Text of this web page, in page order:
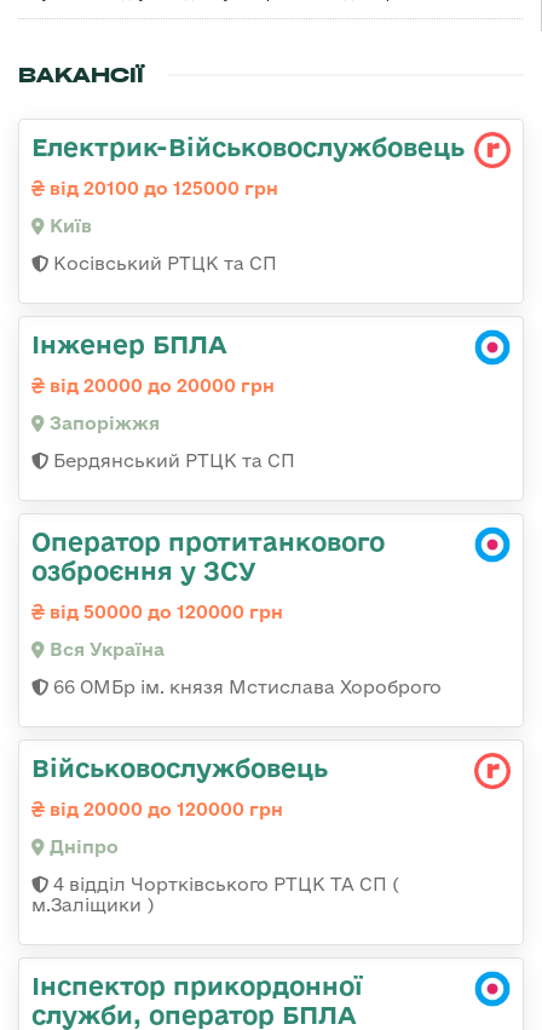
ВАКАНСІЇ
Електрик-Військовослужбовець
від 20100 до 125000 грн
Київ
Косівський РТЦК та СП
Інженер БПЛА
від 20000 до 20000 грн
Запоріжжя
Бердянський РТЦК та СП
Оператор протитанкового
озброєння у ЗСУ
від 50000 до 120000 грн
Вся Україна
66 ОМБр ім. князя Мстислава Хороброго
Військовослужбовець
від 20000 до 120000 грн
Дніпро
4 відділ Чортківського РТЦК ТА СП (
м.Заліщики )
Інспектор прикордонної
служби, оператор БПЛА